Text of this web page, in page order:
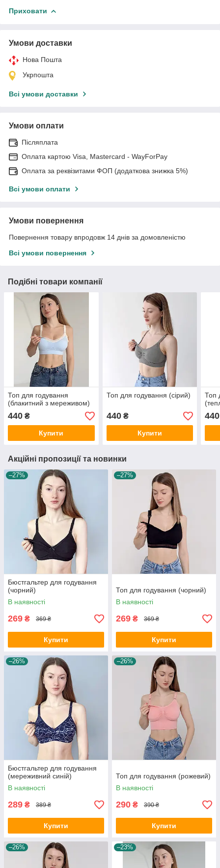
Приховати
Умови доставки
Нова Пошта
Укрпошта
Всі умови доставки
Умови оплати
Післяплата
Оплата картою Visa, Mastercard - WayForPay
Оплата за реквізитами ФОП (додаткова знижка 5%)
Всі умови оплати
Умови повернення
Повернення товару впродовж 14 днів за домовленістю
Всі умови повернення
Подібні товари компанії
Топ для годування
(блакитний з мереживом)
440 ₴
Купити
Топ для годування (сірий)
440₴
Купити
Топ
440
Акційні пропозиції та новинки
–27%
Бюстгальтер для годування
(чорний)
В наявності
269 ₴ 369 ₴
Купити
–27%
Топ для годування (чорний)
В наявності
269 ₴ 369 ₴
Купити
–26%
Бюстгальтер для годування
(мереживний синій)
В наявності
289 ₴ 389 ₴
Купити
–26%
Топ для годування (рожевий)
В наявності
290 ₴ 390 ₴
Купити
–26% –23%